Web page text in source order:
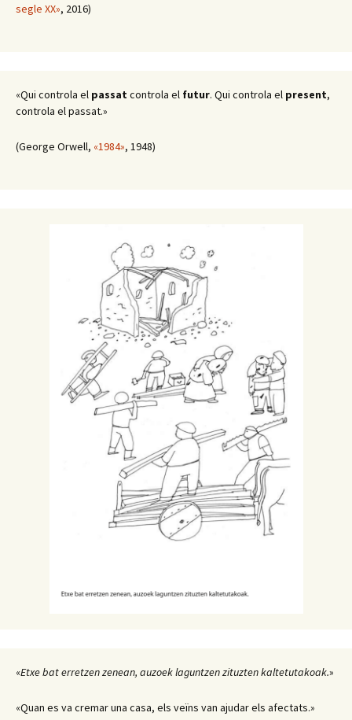
segle XX», 2016)
«Qui controla el passat controla el futur. Qui controla el present,
controla el passat.»
(George Orwell, «1984», 1948)
«Etxe bat erretzen zenean, auzoek laguntzen zituzten kaltetutakoak.»
«Quan es va cremar una casa, els veïns van ajudar els afectats.»